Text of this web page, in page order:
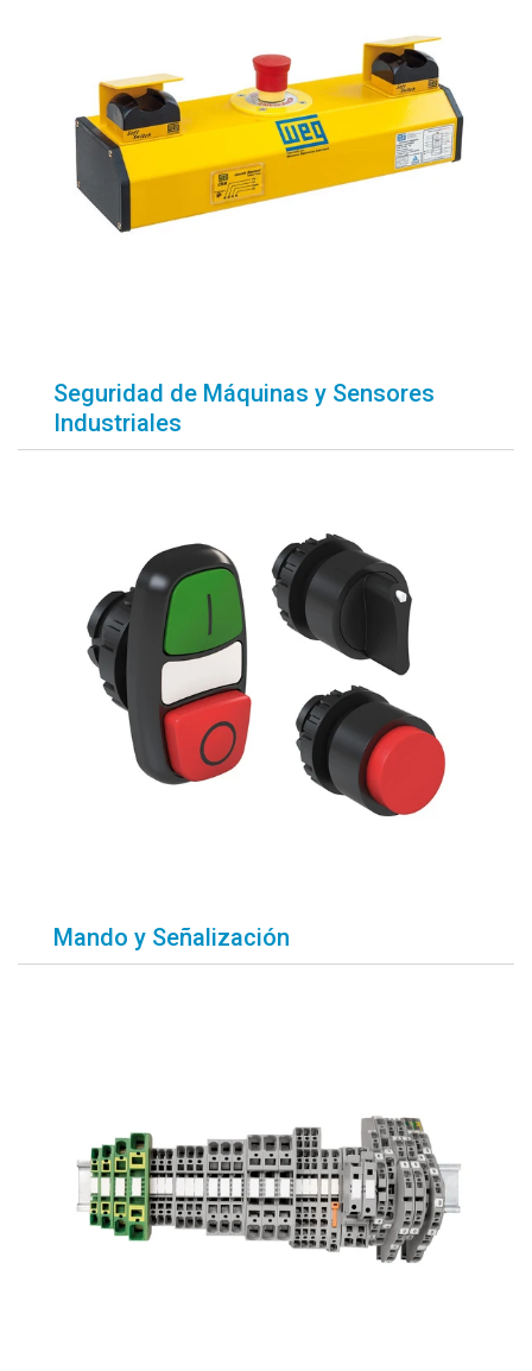
Seguridad de Máquinas y Sensores
Industriales
Mando y Señalización